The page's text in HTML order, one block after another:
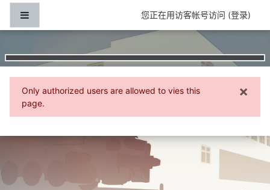
跳到主要内容
您正在用访客帐号访问 (登录)
Only authorized users are allowed to vies this
page.
×